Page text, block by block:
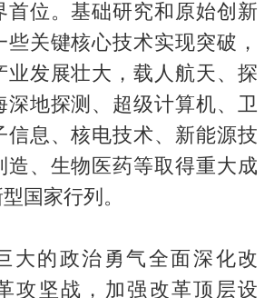
首位。基础研究和原始创新
关键核心技术实现突破，
业发展壮大，载人航天、探
深地探测、超级计算机、卫
信息、核电技术、新能源技
造、生物医药等取得重大成
国家行列。
的政治勇气全面深化改
攻坚战，加强改革顶层设